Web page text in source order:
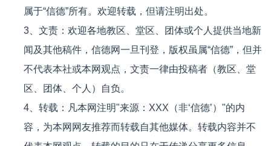
属于“信德”所有。欢迎转载，但请注明出处。
3、文责：欢迎各地教区、堂区、团体或个人提供当地新
闻及其他稿件，信德网一旦刊登，版权虽属“信德”，但并
不代表本社或本网观点，文责一律由投稿者（教区、堂
区、团体、个人）自负。
4、转载：凡本网注明"来源：XXX（非‘信德’）"的内
容，为本网网友推荐而转载自其他媒体。转载内容并不